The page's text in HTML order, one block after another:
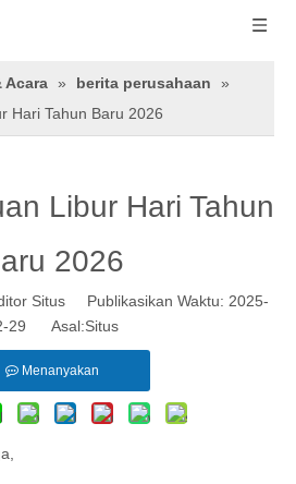
Acara » berita perusahaan
»
Hari Tahun Baru 2026
Libur Hari Tahun
2026
Situs Publikasikan Waktu: 2025-
29 Asal:Situs
Menanyakan